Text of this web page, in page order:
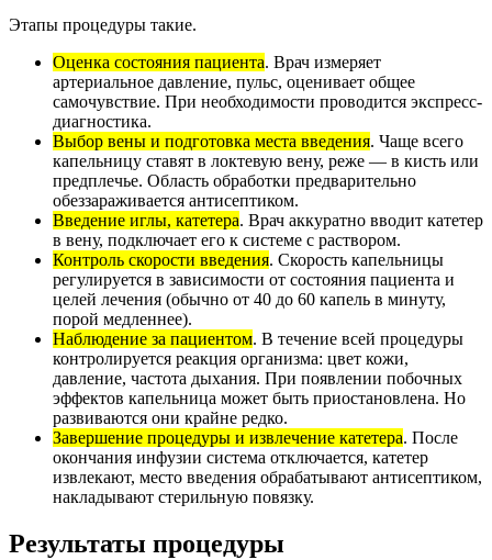
Этапы процедуры такие.
Оценка состояния пациента. Врач измеряет
артериальное давление, пульс, оценивает общее
самочувствие. При необходимости проводится экспресс-
диагностика.
Выбор вены и подготовка места введения. Чаще всего
капельницу ставят в локтевую вену, реже — в кисть или
предплечье. Область обработки предварительно
обеззараживается антисептиком.
Введение иглы, катетера. Врач аккуратно вводит катетер
в вену, подключает его к системе с раствором.
Контроль скорости введения. Скорость капельницы
регулируется в зависимости от состояния пациента и
целей лечения (обычно от 40 до 60 капель в минуту,
порой медленнее).
Наблюдение за пациентом. В течение всей процедуры
контролируется реакция организма: цвет кожи,
давление, частота дыхания. При появлении побочных
эффектов капельница может быть приостановлена. Но
развиваются они крайне редко.
Завершение процедуры и извлечение катетера. После
окончания инфузии система отключается, катетер
извлекают, место введения обрабатывают антисептиком,
накладывают стерильную повязку.
Результаты процедуры